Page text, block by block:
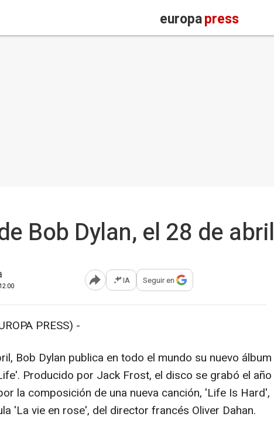
europapress
Bob Dylan, el 28 de abril
Abrir opciones para compartir
IA Seguir en
PRESS) -
Bob Dylan publica en todo el mundo su nuevo álbum
Producido por Jack Frost, el disco se grabó el año
la composición de una nueva canción, 'Life Is Hard',
'La vie en rose', del director francés Oliver Dahan.